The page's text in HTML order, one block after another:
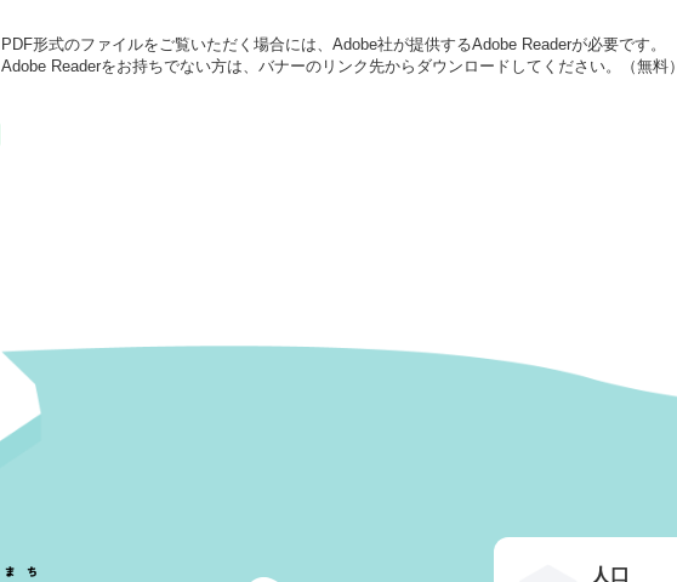
PDF形式のファイルをご覧いただく場合には、Adobe社が提供するAdobe Readerが必要です。
Adobe Readerをお持ちでない方は、バナーのリンク先からダウンロードしてください。（無料）
人口